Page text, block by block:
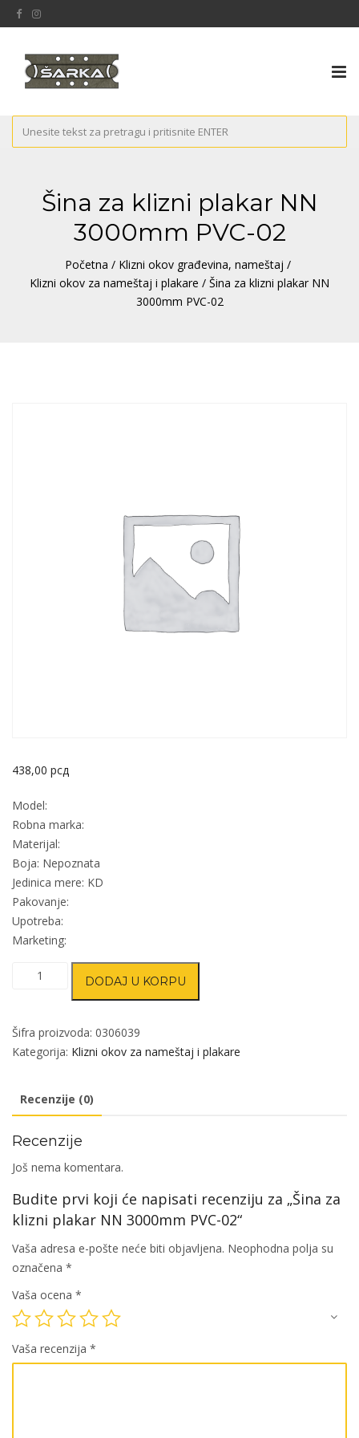
Šina za klizni plakar NN
3000mm PVC-02
Početna / Klizni okov građevina, nameštaj /
Klizni okov za nameštaj i plakare / Šina za klizni plakar NN
3000mm PVC-02
438,00 рсд
Model:
Robna marka:
Materijal:
Boja: Nepoznata
Jedinica mere: KD
Pakovanje:
Upotreba:
Marketing:
plakar
NN
02
DODAJ U KORPU
Šifra proizvoda: 0306039
Kategorija: Klizni okov za nameštaj i plakare
Recenzije (0)
Recenzije
Još nema komentara.
Budite prvi koji će napisati recenziju za „Šina za
klizni plakar NN 3000mm PVC-02“
Vaša adresa e-pošte neće biti objavljena. Neophodna polja su
označena *
Vaša ocena *
Vaša recenzija *